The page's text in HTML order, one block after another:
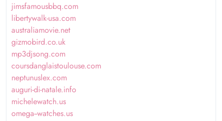
jimsfamousbbq.com
libertywalk-usa.com
australiamovie.net
gizmobird.co.uk
mp3djsong.com
coursdanglaistoulouse.com
neptunuslex.com
auguri-di-natale.info
michelewatch.us
omega--watches.us